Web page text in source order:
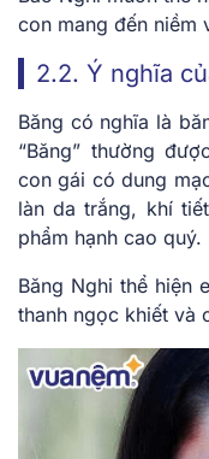
con mang đến niềm
2.2. Ý nghĩa
Băng có nghĩa là
“Băng” thường
con gái có dung
làn da trắng, khí
phẩm hạnh cao quý.
Băng Nghi thể hiện
thanh ngọc khiết và